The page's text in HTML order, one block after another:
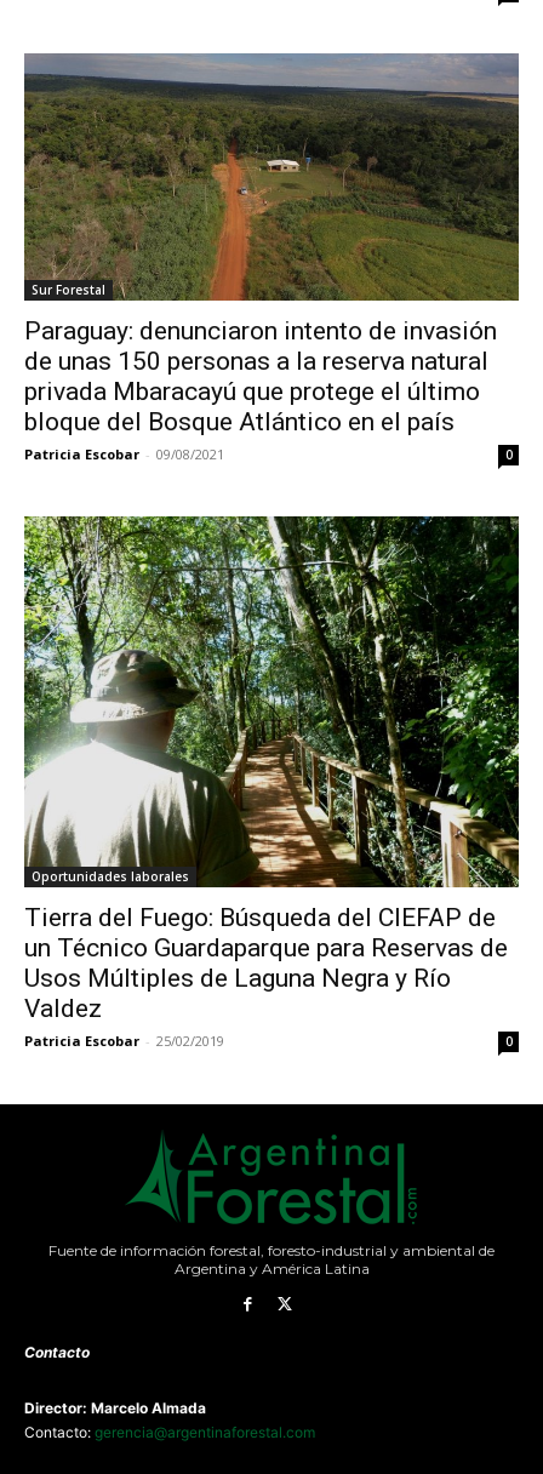
Sur Forestal
Paraguay: denunciaron intento de invasión
de unas 150 personas a la reserva natural
privada Mbaracayú que protege el último
bloque del Bosque Atlántico en el país
Patricia Escobar - 09/08/2021 0
Oportunidades laborales
Tierra del Fuego: Búsqueda del CIEFAP de
un Técnico Guardaparque para Reservas de
Usos Múltiples de Laguna Negra y Río
Valdez
Patricia Escobar - 25/02/2019 0
Fuente de información forestal, foresto-industrial y ambiental de
Argentina y América Latina
Contacto
Director: Marcelo Almada
Contacto: gerencia@argentinaforestal.com